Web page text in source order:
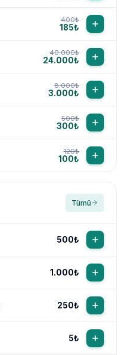
400₺
185₺
40.000₺
24.000₺
8.000₺
3.000₺
500₺
300₺
120₺
100₺
Tümü
500₺
1.000₺
250₺
5₺